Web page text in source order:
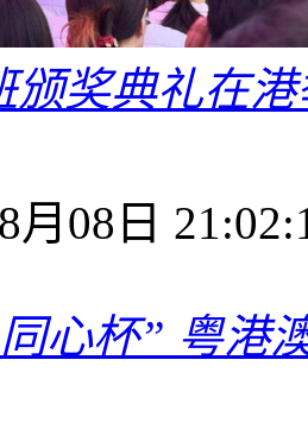
颁奖典礼在
月08日
心杯” 粤港